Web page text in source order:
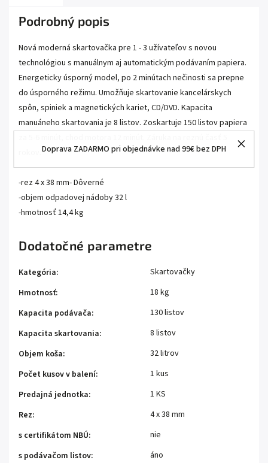
Doprava ZADARMO pri objednávke nad 99€ bez DPH
Podrobný popis
Nová moderná skartovačka pre 1 - 3 užívateľov s novou
technológiou s manuálnym aj automatickým podávaním papiera.
Energeticky úsporný model, po 2 minútach nečinosti sa prepne
do úsporného režimu. Umožňuje skartovanie kancelárskych
spôn, spiniek a magnetických kariet, CD/DVD. Kapacita
manuáneho skartovania je 8 listov. Zoskartuje 150 listov papiera
-rez 4 x 38 mm- Dôverné
-objem odpadovej nádoby 32 l
-hmotnosť 14,4 kg
Dodatočné parametre
Kategória:
Skartovačky
Hmotnosť:
18 kg
Kapacita podávača:
130 listov
Kapacita skartovania:
8 listov
Objem koša:
32 litrov
Počet kusov v balení:
1 kus
Predajná jednotka:
1 KS
Rez:
4 x 38 mm
s certifikátom NBÚ:
nie
s podávačom listov:
áno